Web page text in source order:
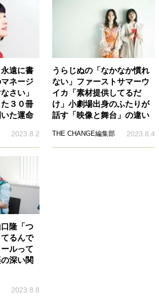
遠に書
ネージ
さい」
３０冊
た運命
2023.8.2
うらじぬの「なかなか慣れ
ない」ファーストサマーウ
イカ「素材提供してるだ
け」小劇場出身のふたりが
話す「映像と舞台」の違い
THE CHANGE編集部 2023.8.4
隆「つ
るんで
ルって
深い関
2023.8.8